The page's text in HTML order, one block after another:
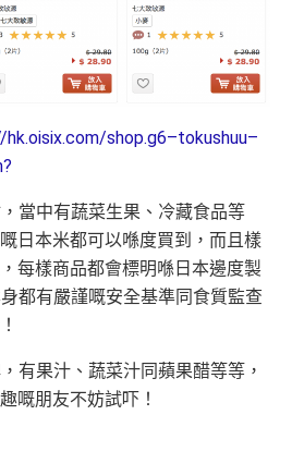
分析...
shop.g6–tokushuu–
當中有蔬菜生果、冷藏食品等
日本米都可以喺度買到，而且樣
每樣商品都會標明喺日本邊度製
都有嚴謹嘅安全基準同食質監查
有果汁、蔬菜汁同蘋果醋等等，
嘅朋友不妨試吓！